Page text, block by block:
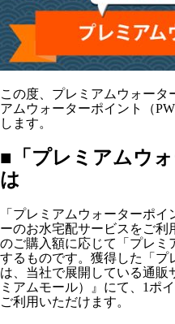
この度、プレミアムウォータ
アムウォーターポイント（
します。
■「プレミアムウ
は
「プレミアムウォーターポ
ーのお水宅配サービスをご利
のご購入額に応じて「プレミ
するものです。獲得した「プ
は、当社で展開している通
ミアムモール）』にて、1ポ
ご利用いただけます。